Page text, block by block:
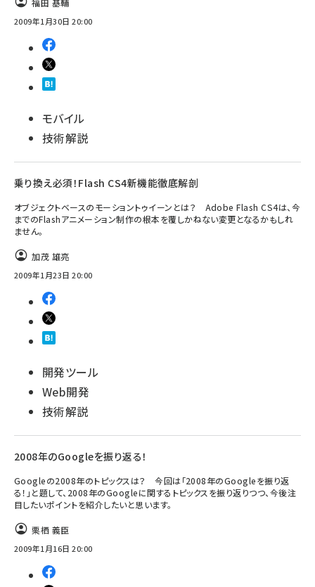
福田 基輔
2009年1月30日 20:00
モバイル
技術解説
乗り換え必須！Flash CS4新機能徹底解剖
オブジェクトベースのモーショントゥイーンとは？ Adobe Flash CS4は、今
までのFlashアニメーション制作の根本を覆しかねない変更となるかもしれ
ません。
加茂 雄亮
2009年1月23日 20:00
開発ツール
Web開発
技術解説
2008年のGoogleを振り返る！
Googleの2008年のトピックスは？ 今回は「2008年のGoogleを振り返
る！」と題して、2008年のGoogleに関するトピックスを振り返りつつ、今後注
目したいポイントを紹介したいと思います。
栗栖 義臣
2009年1月16日 20:00